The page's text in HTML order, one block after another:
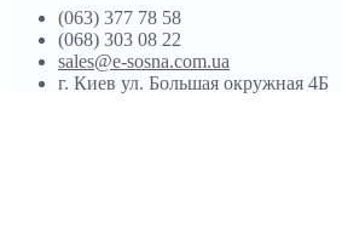
(063) 377 78 58
(068) 303 08 22
sales@e-sosna.com.ua
г. Киев ул. Большая окружная 4Б